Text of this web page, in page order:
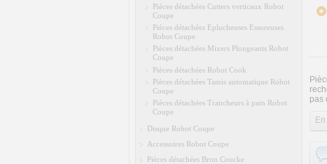
Pièces détachées Cutters verticaux Robot
Coupe
Pièces détachées Eplucheuses Essoreuses
Robot Coupe
Pièces détachées Mixers Plongeants Robot
Coupe
Pièces détachées Robot Cook
Pièces détachées Tamis automatique Robot
Coupe
Pièces détachées Trancheurs à pain Robot
Coupe
Disque Robot Coupe
Accessoires Robot Coupe
Pièces détachées Bron Coucke
pas